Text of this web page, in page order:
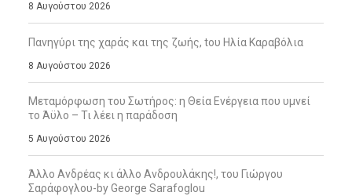
8 Αυγούστου 2026
Πανηγύρι της χαράς και της ζωής, tου Ηλία Καραβόλια
8 Αυγούστου 2026
Μεταμόρφωση του Σωτήρος: η Θεία Ενέργεια που υμνεί
το Άϋλο – Τι λέει η παράδοση
5 Αυγούστου 2026
Άλλο Ανδρέας κι άλλο Ανδρουλάκης!, του Γιώργου
Σαράφογλου-by George Sarafoglou